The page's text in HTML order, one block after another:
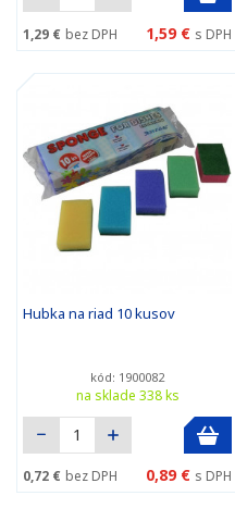
1,29 € bez DPH 1,59 € s DPH
Hubka na riad 10 kusov
kód: 1900082
na sklade 338 ks
0,72 € bez DPH 0,89 € s DPH